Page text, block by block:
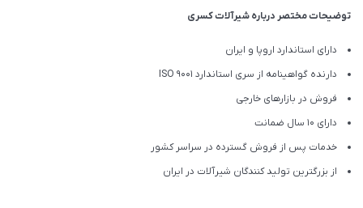
توضیحات مختصر درباره شیرآلات کسری
دارای استاندارد اروپا و ایران
دارنده گواهینامه از سری استاندارد ISO 9001
فروش در بازارهای خارجی
دارای 10 سال ضمانت
خدمات پس از فروش گسترده در سراسر کشور
از بزرگترین تولید کنندگان شیرآلات در ایران